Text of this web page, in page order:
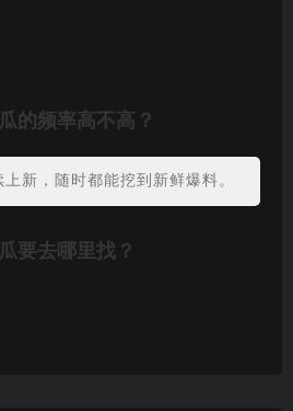
的频率高不高？
上新，随时都能挖到新鲜爆料。
要去哪里找？